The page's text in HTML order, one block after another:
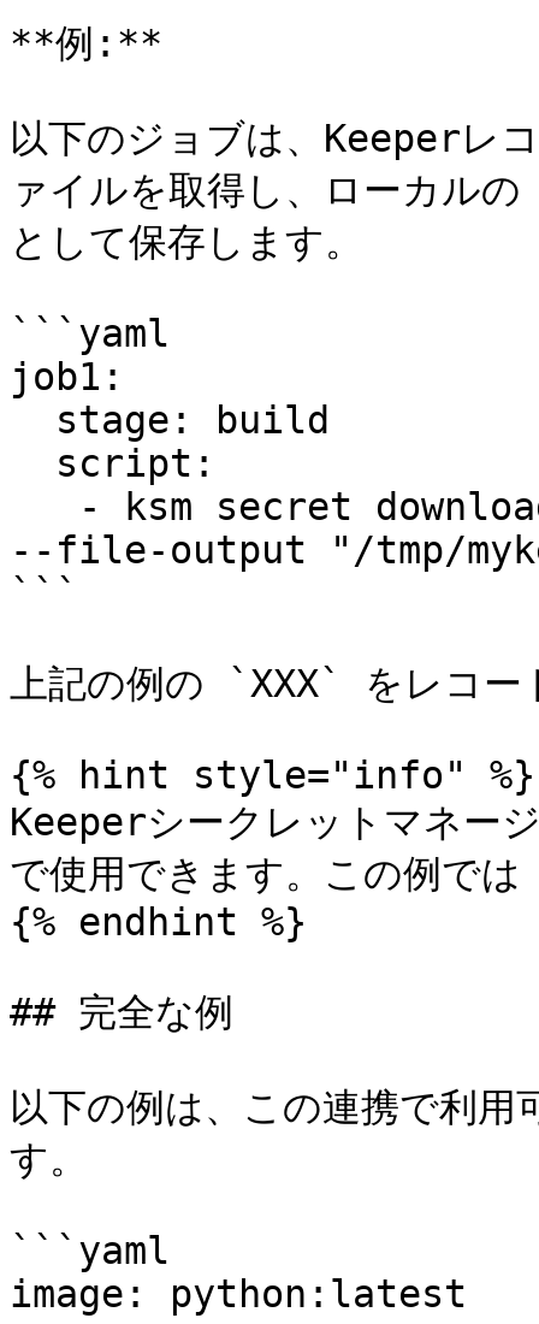
**例:**
以下のジョブは、Keeperレ
ァイルを取得し、ローカ
として保存します。
```yaml
job1:
--file-output "/tmp/
```
上記の例の `XXX` をレコー
{% hint style="info" %}
Keeperシークレットマネー
で使用できます。この例で
{% endhint %}
## 完全な例
以下の例は、この連携で利
す。
```yaml
image: python:latest